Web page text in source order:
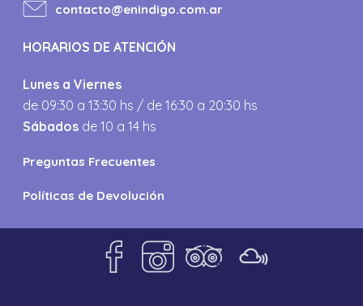
contacto@enindigo.com.ar
HORARIOS DE ATENCIÓN
Lunes a Viernes
de 09:30 a 13:30 hs / de 16:30 a 20:30 hs
Sábados de 10 a 14 hs
Preguntas Frecuentes
Políticas de Devolución